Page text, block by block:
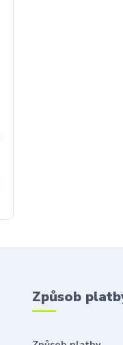
Způsob